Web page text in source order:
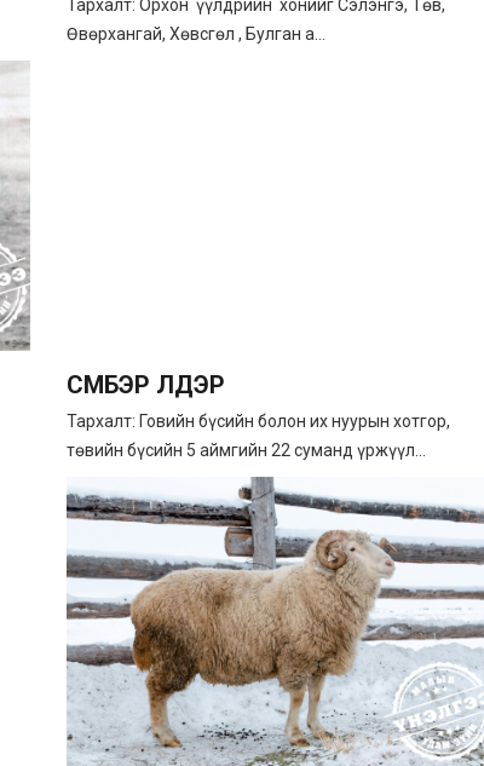
Тархалт: Орхон үүлдрийн хонийг Сэлэнгэ, Төв,
Өвөрхангай, Хөвсгөл , Булган а...
СҮМБЭР ҮҮЛДЭР
Тархалт: Говийн бүсийн болон их нуурын хотгор,
төвийн бүсийн 5 аймгийн 22 суманд үржүүл...